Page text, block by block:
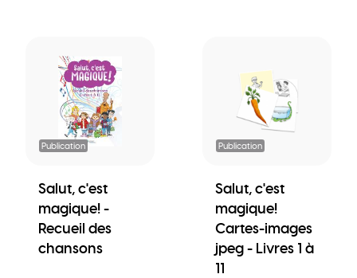
Publication
Salut, c'est
magique! -
Recueil des
chansons
Publication
Salut, c'est
magique!
Cartes-images
jpeg - Livres 1 à
11